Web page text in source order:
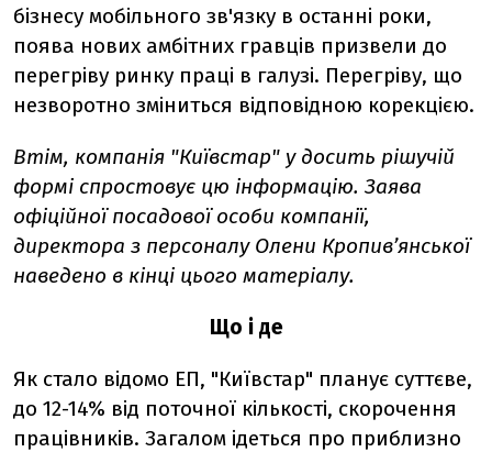
бізнесу мобільного зв'язку в останні роки,
поява нових амбітних гравців призвели до
перегріву ринку праці в галузі. Перегріву, що
незворотно зміниться відповідною корекцією.
Втім, компанія "Київстар" у досить рішучій
формі спростовує цю інформацію. Заява
офіційної посадової особи компанії,
директора з персоналу Олени Кропив’янської
наведено в кінці цього матеріалу.
Що і де
Як стало відомо ЕП, "Київстар" планує суттєве,
до 12-14% від поточної кількості, скорочення
працівників. Загалом ідеться про приблизно